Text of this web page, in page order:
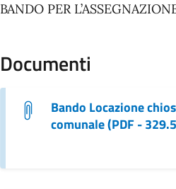
BANDO PER
Documenti
Bando Locazione
comunale (PDF -